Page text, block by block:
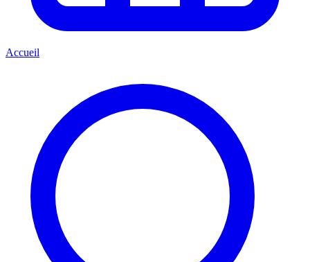
Accueil